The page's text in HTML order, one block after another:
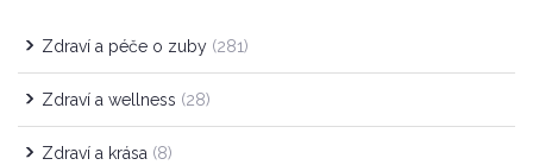
Zdraví a péče o zuby (281)
Zdraví a wellness (28)
Zdraví a krása (8)